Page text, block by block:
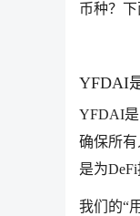
币种？
YFDAI
YFDAI
确保所
是为
我们的“